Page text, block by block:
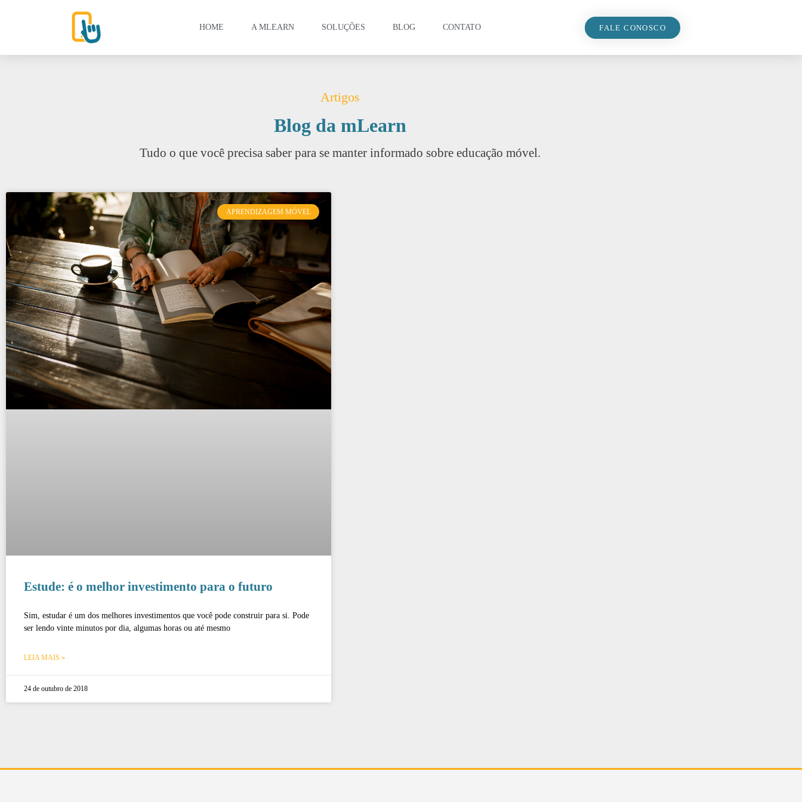
HOME A MLEARN SOLUÇÕES BLOG CONTATO FALE CONOSCO
Artigos
Blog da mLearn
Tudo o que você precisa saber para se manter informado sobre educação móvel.
APRENDIZAGEM MÓVEL
Estude: é o melhor investimento para o futuro
Sim, estudar é um dos melhores investimentos que você pode construir para si. Pode
ser lendo vinte minutos por dia, algumas horas ou até mesmo
LEIA MAIS »
24 de outubro de 2018